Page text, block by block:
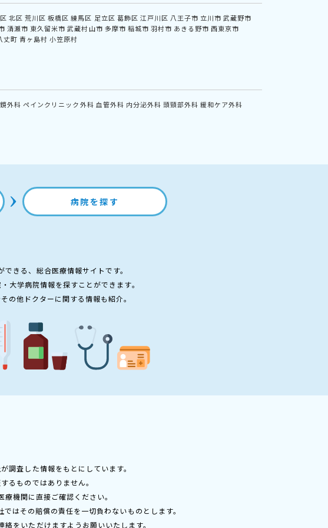
北区 荒川区 板橋区 練馬区 足立区 葛飾区 江戸川区 八王子市 立川市 武蔵野市
清瀬市 東久留米市 武蔵村山市 多摩市 稲城市 羽村市 あきる野市 西東京市
丈町 青ヶ島村 小笠原村
外科 ペインクリニック外科 血管外科 内分泌外科 頭頸部外科 緩和ケア外科
病院を探す
きる、総合医療情報サイトです。
大学病院情報を探すことができます。
の他ドクターに関する情報も紹介。
調査した情報をもとにしています。
るものではありません。
機関に直接ご確認ください。
はその賠償の責任を一切負わないものとします。
絡をいただけますようお願いいたします。